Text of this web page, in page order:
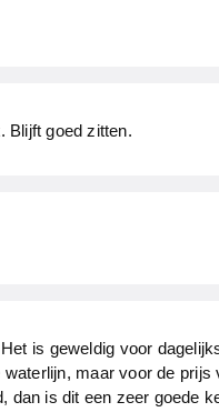
Blijft goed zitten.
is geweldig voor
maar voor de
dan is dit een zeer goede